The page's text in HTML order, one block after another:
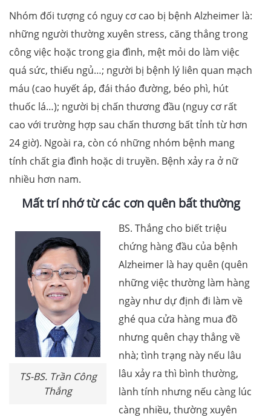
Nhóm đối tượng có nguy cơ cao bị bệnh Alzheimer là:
những người thường xuyên stress, căng thẳng trong
công việc hoặc trong gia đình, mệt mỏi do làm việc
quá sức, thiếu ngủ…; người bị bệnh lý liên quan mạch
máu (cao huyết áp, đái tháo đường, béo phì, hút
thuốc lá…); người bị chấn thương đầu (nguy cơ rất
cao với trường hợp sau chấn thương bất tỉnh từ hơn
24 giờ). Ngoài ra, còn có những nhóm bệnh mang
tính chất gia đình hoặc di truyền. Bệnh xảy ra ở nữ
nhiều hơn nam.
Mất trí nhớ từ các cơn quên bất thường
TS-BS. Trần Công
Thắng
BS. Thắng cho biết triệu
chứng hàng đầu của bệnh
Alzheimer là hay quên (quên
những việc thường làm hàng
ngày như dự định đi làm về
ghé qua cửa hàng mua đồ
nhưng quên chạy thẳng về
nhà; tình trạng này nếu lâu
lâu xảy ra thì bình thường,
lành tính nhưng nếu càng lúc
càng nhiều, thường xuyên